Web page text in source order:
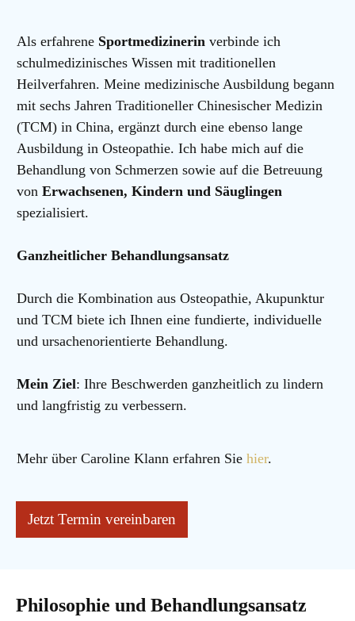
Als erfahrene Sportmedizinerin verbinde ich
schulmedizinisches Wissen mit traditionellen
Heilverfahren. Meine medizinische Ausbildung begann
mit sechs Jahren Traditioneller Chinesischer Medizin
(TCM) in China, ergänzt durch eine ebenso lange
Ausbildung in Osteopathie. Ich habe mich auf die
Behandlung von Schmerzen sowie auf die Betreuung
von Erwachsenen, Kindern und Säuglingen
spezialisiert.
Ganzheitlicher Behandlungsansatz
Durch die Kombination aus Osteopathie, Akupunktur
und TCM biete ich Ihnen eine fundierte, individuelle
und ursachenorientierte Behandlung.
Mein Ziel: Ihre Beschwerden ganzheitlich zu lindern
und langfristig zu verbessern.
Mehr über Caroline Klann erfahren Sie hier.
Jetzt Termin vereinbaren
Philosophie und Behandlungsansatz